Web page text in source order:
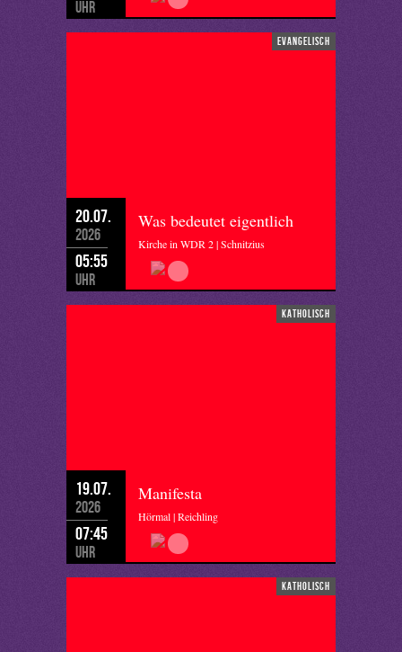
Uhr
evangelisch
20.07.
2026
05:55
Uhr
Was bedeutet eigentlich
Kirche in WDR 2 | Schnitzius
katholisch
19.07.
2026
07:45
Uhr
Manifesta
Hörmal | Reichling
katholisch